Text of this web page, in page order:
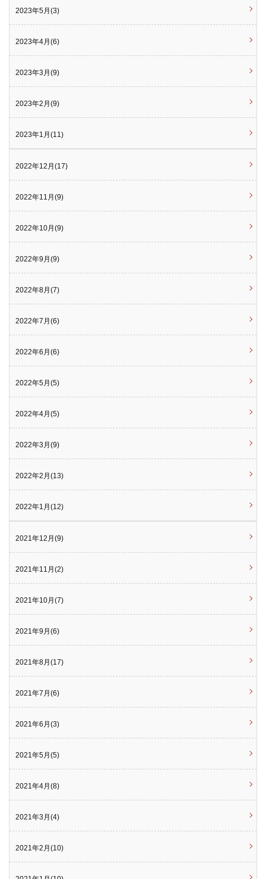
2023年5月(3)
2023年4月(6)
2023年3月(9)
2023年2月(9)
2023年1月(11)
2022年12月(17)
2022年11月(9)
2022年10月(9)
2022年9月(9)
2022年8月(7)
2022年7月(6)
2022年6月(6)
2022年5月(5)
2022年4月(5)
2022年3月(9)
2022年2月(13)
2022年1月(12)
2021年12月(9)
2021年11月(2)
2021年10月(7)
2021年9月(6)
2021年8月(17)
2021年7月(6)
2021年6月(3)
2021年5月(5)
2021年4月(8)
2021年3月(4)
2021年2月(10)